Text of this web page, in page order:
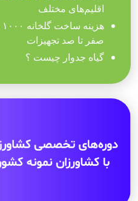
اقلیم‌های مختلف
صفر تا صد تجهیزات
گیاه جدوار چیست ؟